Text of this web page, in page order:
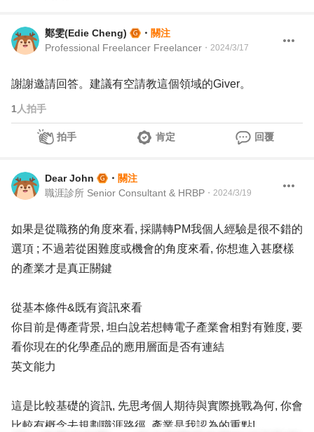
鄭雯(Edie Cheng) ・ 關注
Professional Freelancer Freelancer ・ 2024/3/17
謝謝邀請回答。建議有空請教這個領域的Giver。
1 人拍手
拍手 肯定 回覆
Dear John ・ 關注
職涯診所 Senior Consultant & HRBP ・ 2024/3/19
如果是從職務的角度來看, 採購轉PM我個人經驗是很不錯的
選項 ; 不過若從困難度或機會的角度來看, 你想進入甚麼樣
的產業才是真正關鍵
從基本條件&既有資訊來看
你目前是傳產背景, 坦白說若想轉電子產業會相對有難度, 要
看你現在的化學產品的應用層面是否有連結
英文能力
這是比較基礎的資訊, 先思考個人期待與實際挑戰為何, 你會
比較有概念去規劃職涯路徑, 產業是我認為的重點!